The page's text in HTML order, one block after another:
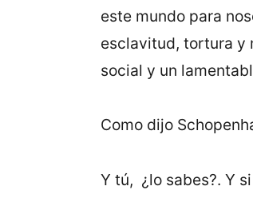
este mundo para
esclavitud, tortura y
social y un
Como dijo
Y tú, ¿lo sabes?. Y